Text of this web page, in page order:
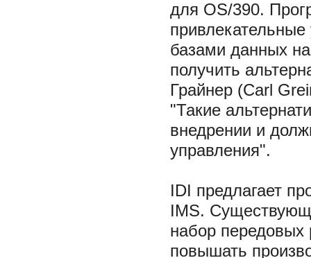
для OS/390.
базами данных
получить
Грайнер (Carl
"Такие
внедрении и
управления".
IDI предлагает
IMS.
набор
повышать